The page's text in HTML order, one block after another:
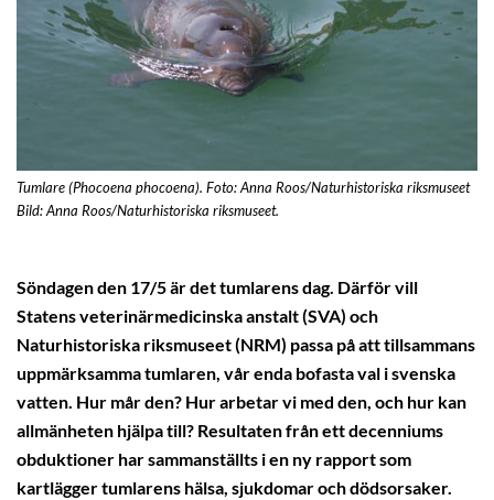
Tumlare (Phocoena phocoena). Foto: Anna Roos/Naturhistoriska riksmuseet
Bild: Anna Roos/Naturhistoriska riksmuseet.
Söndagen den 17/5 är det tumlarens dag. Därför vill
Statens veterinärmedicinska anstalt (SVA) och
Naturhistoriska riksmuseet (NRM) passa på att tillsammans
uppmärksamma tumlaren, vår enda bofasta val i svenska
vatten. Hur mår den? Hur arbetar vi med den, och hur kan
allmänheten hjälpa till? Resultaten från ett decenniums
obduktioner har sammanställts i en ny rapport som
kartlägger tumlarens hälsa, sjukdomar och dödsorsaker.